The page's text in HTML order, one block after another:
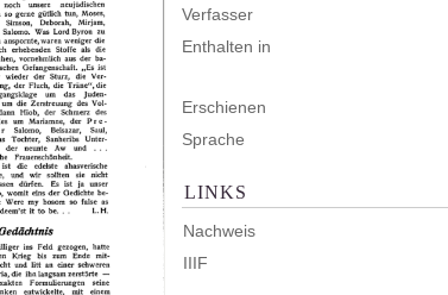
Verfasser
Enthalten in
Erschienen
Sprache
LINKS
Nachweis
IIIF